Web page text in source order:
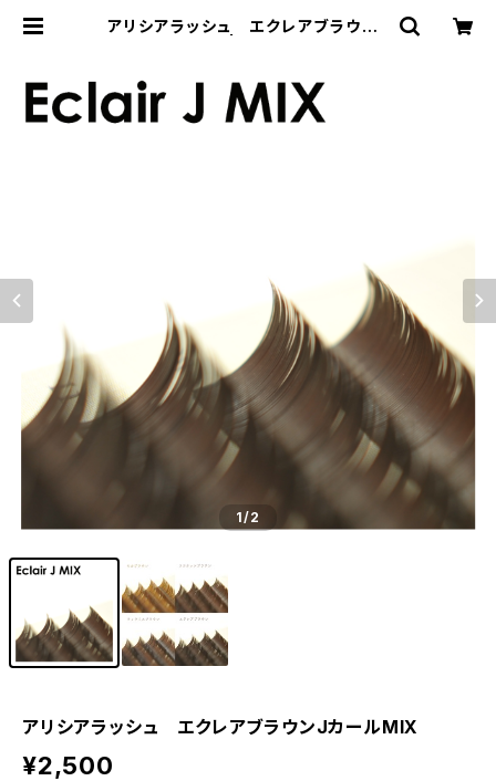
アリシアラッシュ エクレアブラウンJ
1/2
アリシアラッシュ エクレアブラウンJカールMIX
¥2,500